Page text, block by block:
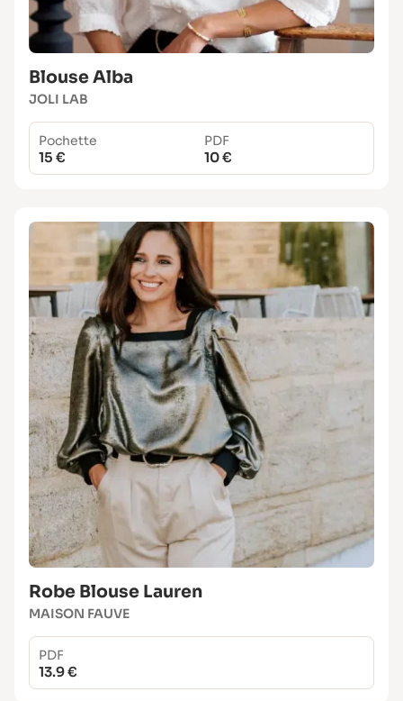
Blouse Alba
JOLI LAB
Pochette
15 €
PDF
10 €
Robe Blouse Lauren
MAISON FAUVE
PDF
13.9 €